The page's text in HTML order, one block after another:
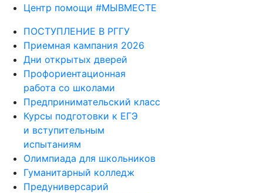
Центр помощи #МЫВМЕСТЕ
ПОСТУПЛЕНИЕ В РГГУ
Приемная кампания 2026
Дни открытых дверей
Профориентационная
работа со школами
Предпринимательский класс
Курсы подготовки к ЕГЭ
и вступительным
испытаниям
Олимпиада для школьников
Гуманитарный колледж
Предуниверсарий